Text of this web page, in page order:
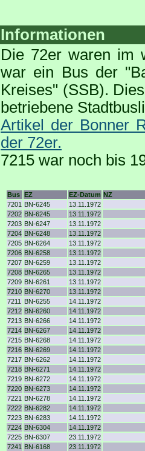
Informationen
Die 72er waren im
war ein Bus der
Kreises" (SSB).
betriebene
Artikel der Bonner
der 72er.
7215 war noch bis
Bus EZ EZ-Datum NZ
7201 BN-6245
13.11.1972
7202 BN-6245
13.11.1972
7203 BN-6247
13.11.1972
7204 BN-6248
13.11.1972
7205 BN-6264
13.11.1972
7206 BN-6258
13.11.1972
7207 BN-6259
13.11.1972
7208 BN-6265
13.11.1972
7209 BN-6261
13.11.1972
7210 BN-6270
13.11.1972
7211
BN-6255
14.11.1972
7212 BN-6260
14.11.1972
7213 BN-6266
14.11.1972
7214 BN-6267
14.11.1972
7215 BN-6268
14.11.1972
7216 BN-6269
14.11.1972
7217 BN-6262
14.11.1972
7218 BN-6271
14.11.1972
7219 BN-6272
14.11.1972
7220 BN-6273
14.11.1972
7221 BN-6278
14.11.1972
7222 BN-6282
14.11.1972
7223 BN-6283
14.11.1972
7224 BN-6304
14.11.1972
7225 BN-6307
23.11.1972
7241 BN-6168 23.11.1972